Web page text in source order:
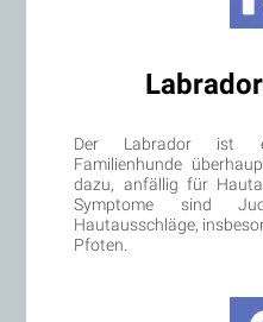
Der Labrador ist
Familienhunde
dazu, anfällig für
Symptome sind
Hautausschläge,
Pfoten.